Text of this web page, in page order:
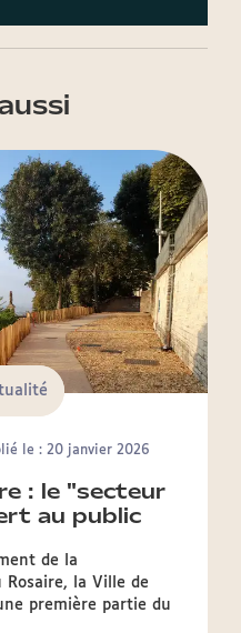
: le "secteur
au public
le : 20 janvier 2026
de la
la Ville de
première partie du